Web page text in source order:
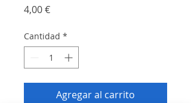
4,00 €Precio
Cantidad *
Agregar al carrito